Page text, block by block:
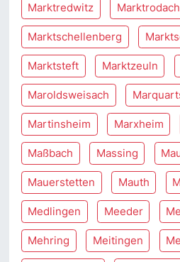
Marktredwitz Marktrodach
Marktschellenberg
Marktsteft Marktzeuln
Maroldsweisach
Martinsheim Marxheim
Maßbach Massing
Mauerstetten Mauth
Medlingen Meeder
Mehring Meitingen